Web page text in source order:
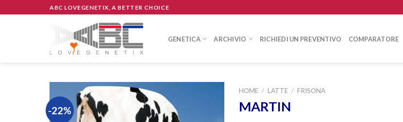
to
ABC LOVEGENETIX, A BETTER CHOICE
GENETICA ARCHIVIO RICHIEDI UN PREVENTIVO COMPARATORE
-22%
HOME / LATTE / FRISONA
MARTIN